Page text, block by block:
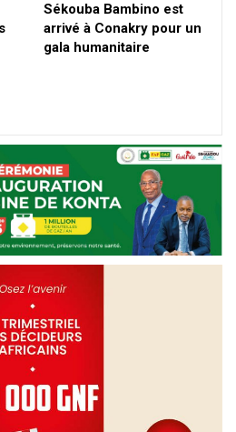
Sékouba Bambino est
arrivé à Conakry pour un
gala humanitaire